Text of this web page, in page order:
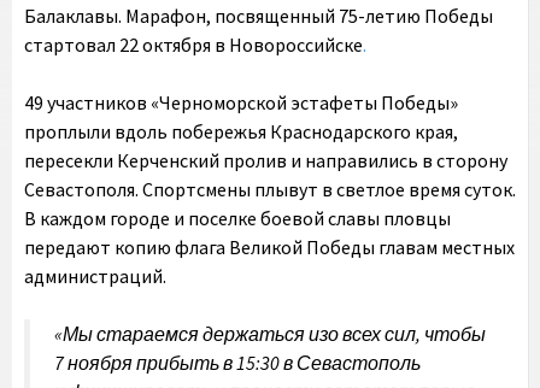
Балаклавы. Марафон, посвященный 75-летию Победы
стартовал 22 октября в Новороссийске.
49 участников «Черноморской эстафеты Победы»
проплыли вдоль побережья Краснодарского края,
пересекли Керченский пролив и направились в сторону
Севастополя. Спортсмены плывут в светлое время суток.
В каждом городе и поселке боевой славы пловцы
передают копию флага Великой Победы главам местных
администраций.
«Мы стараемся держаться изо всех сил, чтобы
7 ноября прибыть в 15:30 в Севастополь